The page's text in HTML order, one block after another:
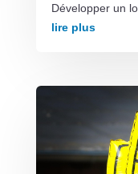
Développer un
lire plus